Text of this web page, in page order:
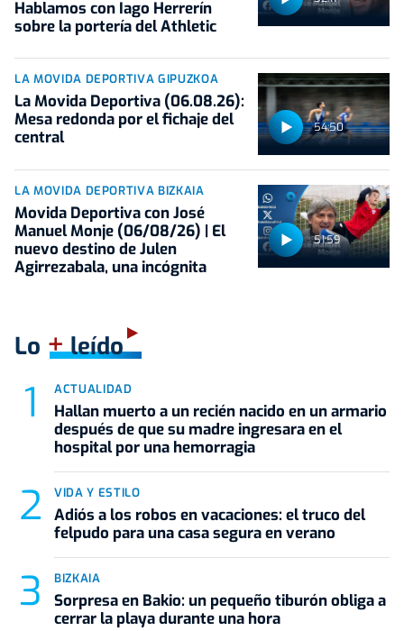
Hablamos con Iago Herrerín
sobre la portería del Athletic
54:50
LA MOVIDA DEPORTIVA GIPUZKOA
La Movida Deportiva (06.08.26):
Mesa redonda por el fichaje del
central
51:59
LA MOVIDA DEPORTIVA BIZKAIA
Movida Deportiva con José
Manuel Monje (06/08/26) | El
nuevo destino de Julen
Agirrezabala, una incógnita
Lo +leído
ACTUALIDAD
Hallan muerto a un recién nacido en un armario
después de que su madre ingresara en el
hospital por una hemorragia
VIDA Y ESTILO
Adiós a los robos en vacaciones: el truco del
felpudo para una casa segura en verano
BIZKAIA
Sorpresa en Bakio: un pequeño tiburón obliga a
cerrar la playa durante una hora